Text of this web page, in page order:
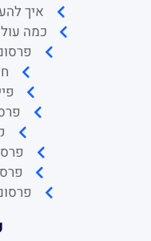
איך
כמה